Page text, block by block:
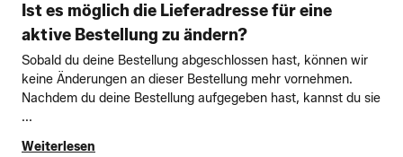
Ist es möglich die Lieferadresse für eine
aktive Bestellung zu ändern?
Sobald du deine Bestellung abgeschlossen hast, können wir
keine Änderungen an dieser Bestellung mehr vornehmen.
Nachdem du deine Bestellung aufgegeben hast, kannst du sie
...
Weiterlesen